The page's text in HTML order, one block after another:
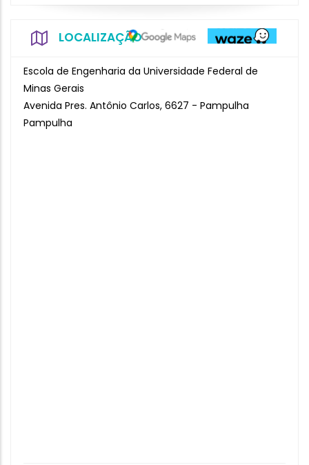
LOCALIZAÇÃO
Escola de Engenharia da Universidade Federal de
Minas Gerais
Avenida Pres. Antônio Carlos, 6627 - Pampulha
Pampulha